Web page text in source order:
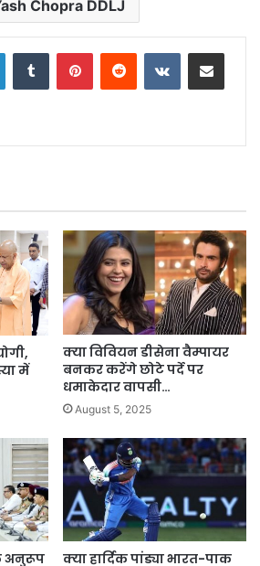
Chopra DDLJ
LinkedInTumblr PinterestReddit VKontakteShare via Email
में
क्या विवियन डीसेना वैम्पायर
बनकर करेंगे छोटे पर्दे पर
धमाकेदार वापसी…
August 5, 2025
अनुरूप
क्या हार्दिक पांड्या भारत-पाक